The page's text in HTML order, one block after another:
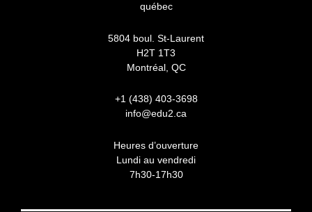
québec
5804 boul. St-Laurent
H2T 1T3
Montréal, QC
+1 (438) 403-3698
info@edu2.ca
Heures d’ouverture
Lundi au vendredi
7h30-17h30